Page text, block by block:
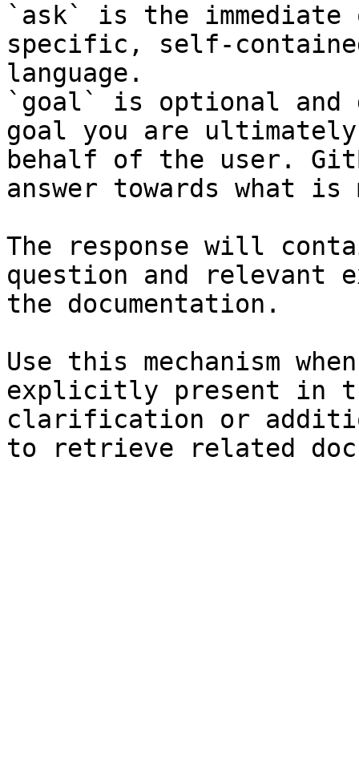
`ask` is the
specific, self-
language.
`goal` is optional and
goal you are
behalf of the user.
answer towards what
The response will
question and relevant
the documentation.
Use this mechanism
explicitly present in
clarification or